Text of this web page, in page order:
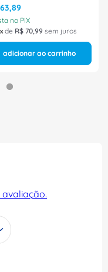
63,89
no PIX
de R$ 70,99 sem juros
adicionar ao carrinho